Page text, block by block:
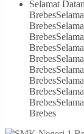
Selamat
Brebes
Brebes
Brebes
Brebes
Brebes
Brebes
Brebes
Brebes
Brebes
Brebes